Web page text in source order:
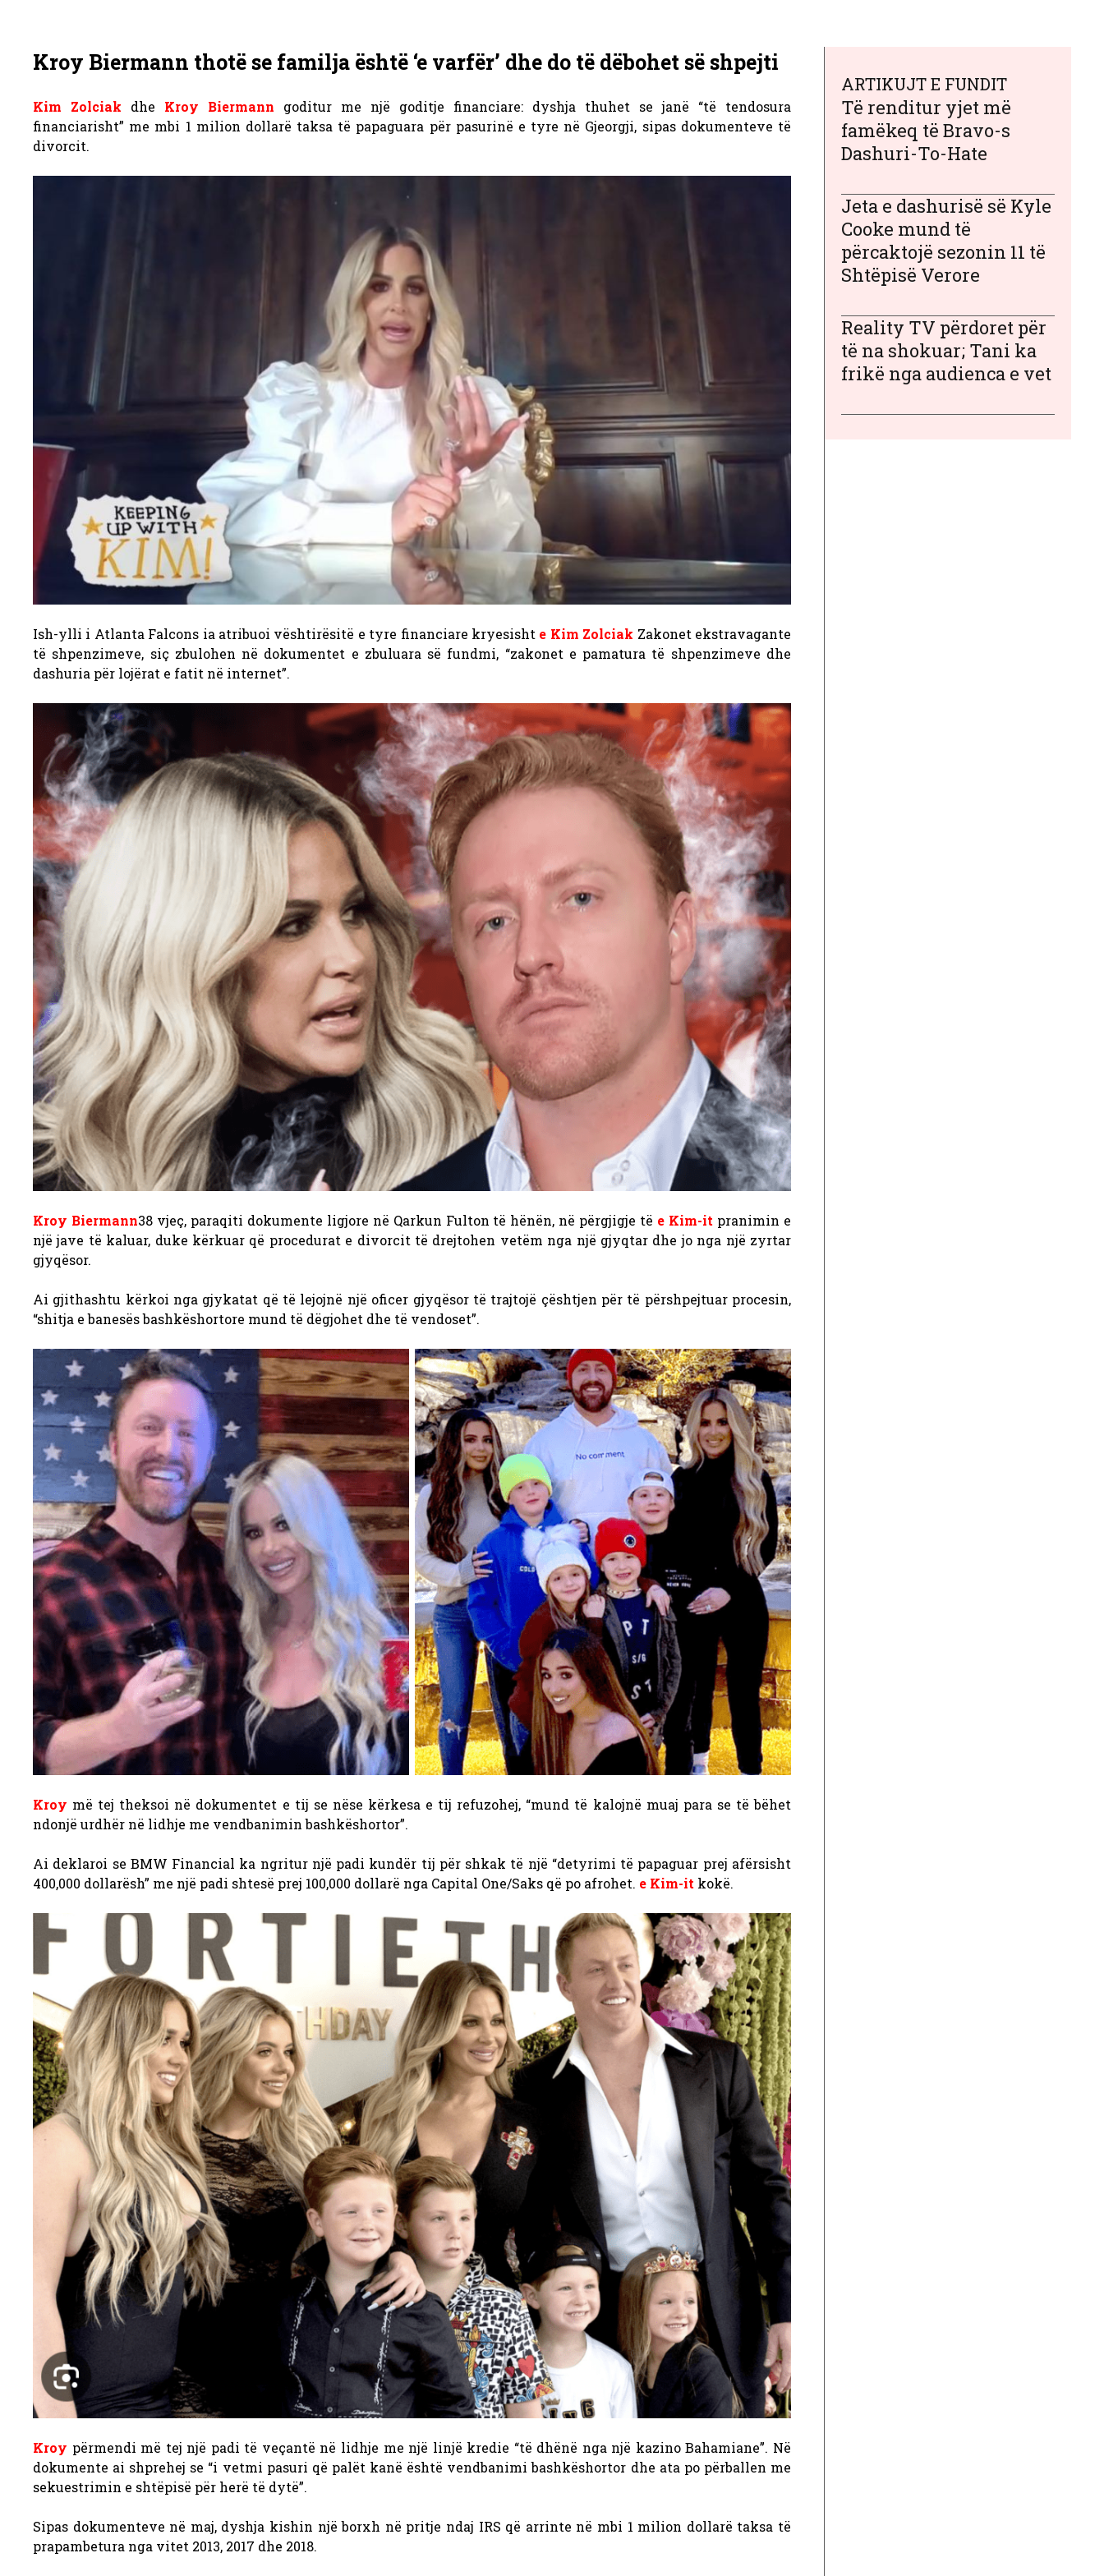
Kroy Biermann thotë se familja është ‘e varfër’ dhe do të dëbohet së shpejti
Kim Zolciak dhe Kroy Biermann goditur me një goditje financiare: dyshja thuhet se janë “të tendosura
financiarisht” me mbi 1 milion dollarë taksa të papaguara për pasurinë e tyre në Gjeorgji, sipas dokumenteve të
divorcit.
Ish-ylli i Atlanta Falcons ia atribuoi vështirësitë e tyre financiare kryesisht e Kim Zolciak Zakonet ekstravagante
të shpenzimeve, siç zbulohen në dokumentet e zbuluara së fundmi, “zakonet e pamatura të shpenzimeve dhe
dashuria për lojërat e fatit në internet”.
Kroy Biermann38 vjeç, paraqiti dokumente ligjore në Qarkun Fulton të hënën, në përgjigje të e Kim-it pranimin e
një jave të kaluar, duke kërkuar që procedurat e divorcit të drejtohen vetëm nga një gjyqtar dhe jo nga një zyrtar
gjyqësor.
Ai gjithashtu kërkoi nga gjykatat që të lejojnë një oficer gjyqësor të trajtojë çështjen për të përshpejtuar procesin,
“shitja e banesës bashkëshortore mund të dëgjohet dhe të vendoset”.
Kroy më tej theksoi në dokumentet e tij se nëse kërkesa e tij refuzohej, “mund të kalojnë muaj para se të bëhet
ndonjë urdhër në lidhje me vendbanimin bashkëshortor”.
Ai deklaroi se BMW Financial ka ngritur një padi kundër tij për shkak të një “detyrimi të papaguar prej afërsisht
400,000 dollarësh” me një padi shtesë prej 100,000 dollarë nga Capital One/Saks që po afrohet. e Kim-it kokë.
Kroy përmendi më tej një padi të veçantë në lidhje me një linjë kredie “të dhënë nga një kazino Bahamiane”. Në
dokumente ai shprehej se “i vetmi pasuri që palët kanë është vendbanimi bashkëshortor dhe ata po përballen me
sekuestrimin e shtëpisë për herë të dytë”.
Sipas dokumenteve në maj, dyshja kishin një borxh në pritje ndaj IRS që arrinte në mbi 1 milion dollarë taksa të
prapambetura nga vitet 2013, 2017 dhe 2018.
ARTIKUJT E FUNDIT
Të renditur yjet më
famëkeq të Bravo-s
Dashuri-To-Hate
Jeta e dashurisë së Kyle
Cooke mund të
përcaktojë sezonin 11 të
Shtëpisë Verore
Reality TV përdoret për
të na shokuar; Tani ka
frikë nga audienca e vet